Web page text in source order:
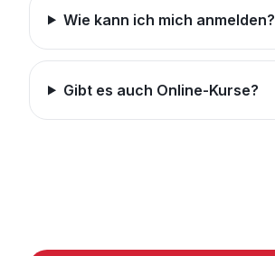
Wie kann ich mich anmelden?
Gibt es auch Online-Kurse?